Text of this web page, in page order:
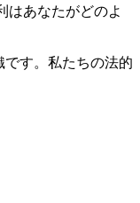
はあなたがどのよ
す。私たちの法的